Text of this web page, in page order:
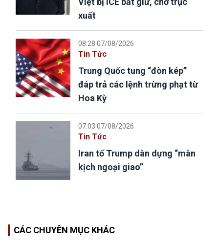
xuất
08:28 07/08/2026
Tin Tức
Trung Quốc tung “đòn kép”
đáp trả các lệnh trừng phạt từ
Hoa Kỳ
07:03 07/08/2026
Tin Tức
Iran tố Trump dàn dựng “màn
kịch ngoại giao”
CÁC CHUYÊN MỤC KHÁC